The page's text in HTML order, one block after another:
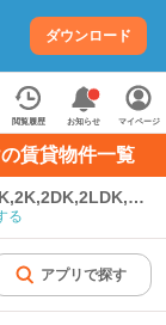
ダウンロード
閲覧履歴 お知らせ マイページ
賃貸物件一覧
る
アプリで探す